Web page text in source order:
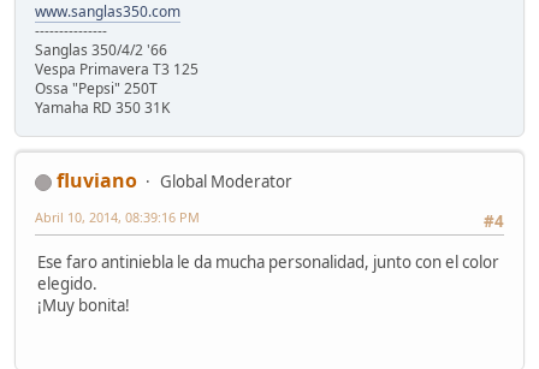
www.sanglas350.com
---------------
Sanglas 350/4/2 '66
Vespa Primavera T3 125
Ossa "Pepsi" 250T
Yamaha RD 350 31K
fluviano
Global Moderator
#4
Abril 10, 2014, 08:39:16 PM
Ese faro antiniebla le da mucha personalidad, junto con el color
elegido.
¡Muy bonita!